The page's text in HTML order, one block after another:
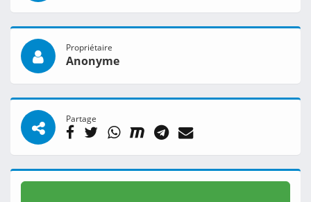
Propriétaire
Anonyme
Partage